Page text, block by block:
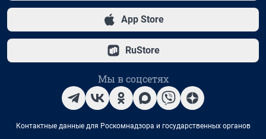
App Store
RuStore
Мы в соцсетях
Контактные данные для Роскомнадзора и государственных органов